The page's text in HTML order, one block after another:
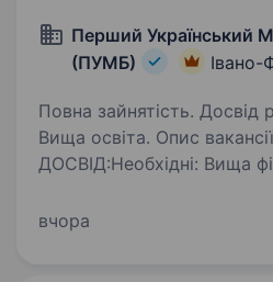
Перший Український
(ПУМБ)
Івано-
Повна зайнятість. Досвід
Вища освіта. Опис вакансіїКВАЛІФІКАЦІЯ ТА
ДОСВІД:Необхідні: Вища фінансова, економічна
місяців в Роздрібному бізнесі; Хороші
вчора